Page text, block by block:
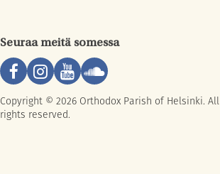
Seuraa meitä somessa
Copyright © 2026 Orthodox Parish of Helsinki. All
rights reserved.